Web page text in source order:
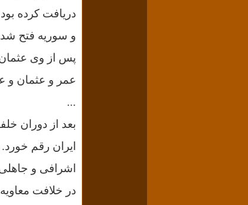
دریافت کرده
و سوریه فتح شد
پس از وی
عمر و عثمان و
...
بعد از دوران
ایران رقم
اشرافی و
در خلافت